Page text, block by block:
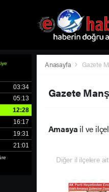
Anasayfa Gazete
Gazete
Amasya il ve
Diğer il ilçelere